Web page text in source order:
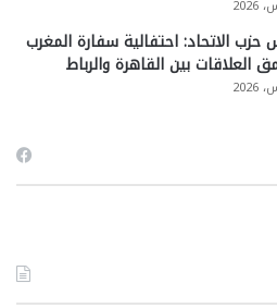
حزب الاتحاد: احتفالية سفارة المغرب
العلاقات بين القاهرة والرباط